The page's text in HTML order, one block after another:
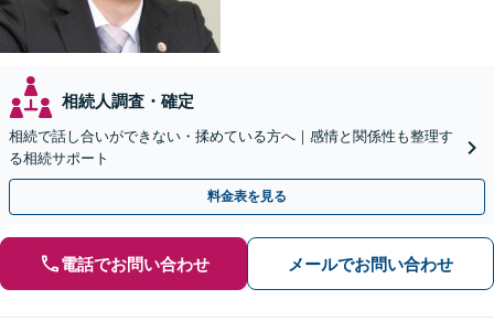
相続人調査・確定
相続で話し合いができない・揉めている方へ｜感情と関係性も整理す
る相続サポート
料金表を見る
電話でお問い合わせ メールでお問い合わせ